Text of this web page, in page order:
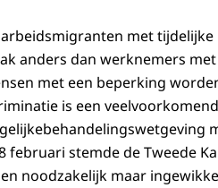
met tijdelijke
anders dan werknemers
met een beperking
is een
februari stemde de Tweede
noodzakelijk maar